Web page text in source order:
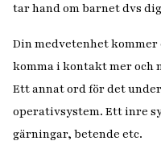
tar hand om barnet dvs
Din medvetenhet
komma i kontakt mer och
Ett annat ord för det
operativsystem. Ett inre
gärningar, betende etc.